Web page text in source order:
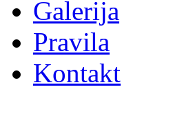
Galerija
Pravila
Kontakt